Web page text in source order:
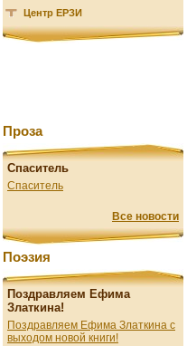
Центр ЕРЗИ
Проза
Спаситель
Спаситель
Все новости
Поэзия
Поздравляем Ефима
Златкина!
Поздравляем Ефима Златкина с
выходом новой книги!